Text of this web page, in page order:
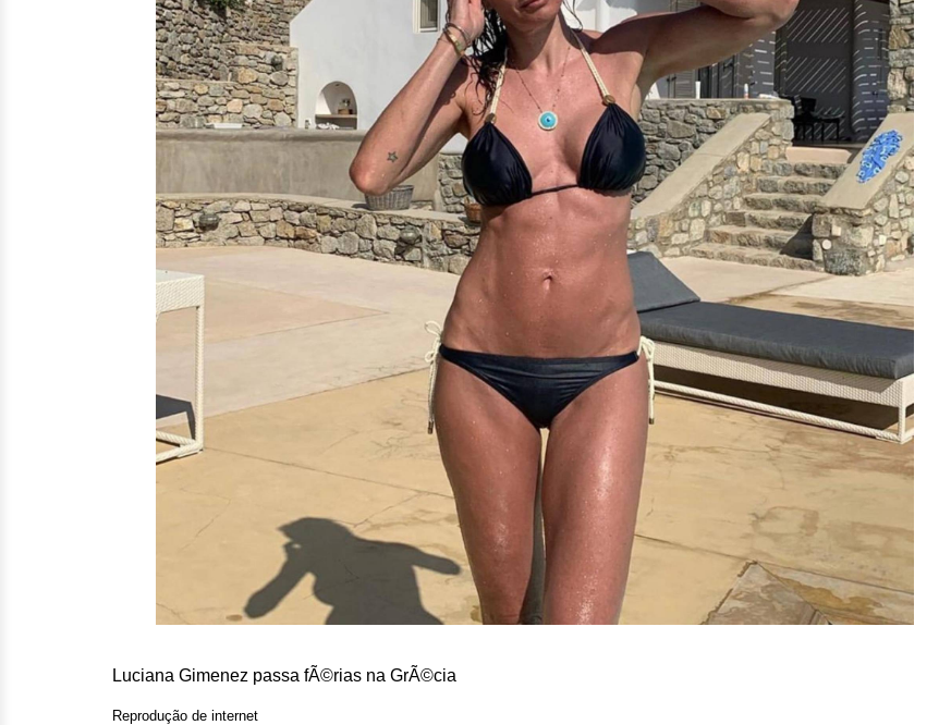
Luciana Gimenez passa fÃ©rias na GrÃ©cia
Reprodução de internet